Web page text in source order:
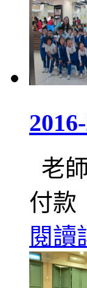
老
付款
閱讀